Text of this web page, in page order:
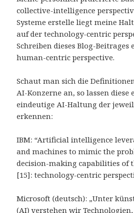
collective-intelligence
Systeme erstelle liegt meine
auf der technology-centric
Schreiben dieses Blog-Beitrages
human-centric perspective.
Schaut man sich die
AI-Konzerne an, so lassen diese
eindeutige AI-Haltung der
erkennen:
IBM: “Artificial intelligence
and machines to mimic the
decision-making capabilities of
[15]: technology-centric
Microsoft (deutsch): „Unter
(AI) verstehen wir